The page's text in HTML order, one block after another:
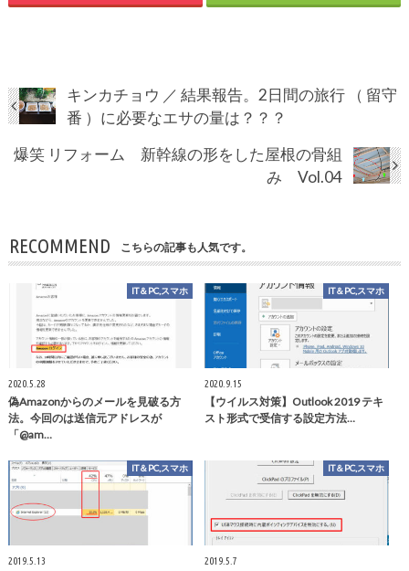
キンカチョウ ／ 結果報告。2日間の旅行 （ 留守
番 ）に必要なエサの量は？？？
爆笑 リフォーム 新幹線の形をした屋根の骨組
み Vol.04
RECOMMEND こちらの記事も人気です。
IT＆PC,スマホ
2020.5.28
偽Amazonからのメールを見破る方
法。今回のは送信元アドレスが
「@am…
IT＆PC,スマホ
2020.9.15
【ウイルス対策】Outlook 2019 テキ
スト形式で受信する設定方法…
IT＆PC,スマホ
2019.5.13
IT＆PC,スマホ
2019.5.7